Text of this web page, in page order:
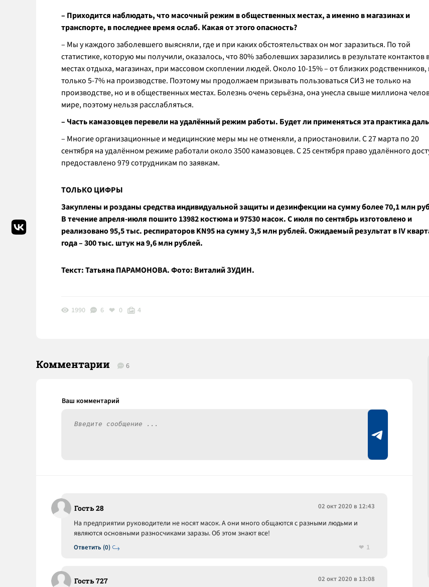
– Приходится наблюдать, что масочный режим в общественных местах, а именно в магазинах и
транспорте, в последнее время ослаб. Какая от этого опасность?
– Мы у каждого заболевшего выясняли, где и при каких обстоятельствах он мог заразиться. По той
статистике, которую мы получили, оказалось, что 80% заболевших заразились в результате контактов
местах отдыха, магазинах, при массовом скоплении людей. Около 10-15% – от близких родственников,
только 5-7% на производстве. Поэтому мы продолжаем призывать пользоваться СИЗ не только на
производстве, но и в общественных местах. Болезнь очень серьёзна, она унесла свыше миллиона
мире, поэтому нельзя расслабляться.
– Часть камазовцев перевели на удалённый режим работы. Будет ли применяться эта практика
– Многие организационные и медицинские меры мы не отменяли, а приостановили. С 27 марта по 20
сентября на удалённом режиме работали около 3500 камазовцев. С 25 сентября право удалённого
предоставлено 979 сотрудникам по заявкам.
ТОЛЬКО ЦИФРЫ
Закуплены и розданы средства индивидуальной защиты и дезинфекции на сумму более 70,1 млн
В течение апреля-июля пошито 13982 костюма и 97530 масок. С июля по сентябрь изготовлено и
реализовано 95,5 тыс. респираторов KN95 на сумму 3,5 млн рублей. Ожидаемый результат в IV
года – 300 тыс. штук на 9,6 млн рублей.
Текст: Татьяна ПАРАМОНОВА. Фото: Виталий ЗУДИН.
1990 6 0 4
Комментарии 6
Гость 28 02 окт 2020 в 12:43
Ответить (0)
На предприятии руководители не носят масок. А они много общаются с разными людьми и
являются основными разносчиками заразы. Об этом знают все!
1
Гость 727 02 окт 2020 в 13:08